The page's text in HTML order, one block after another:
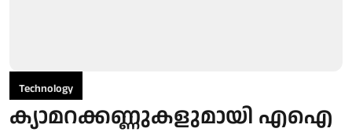
Technology
ക്യാമറക്കണ്ണുകളുമായി എഐ